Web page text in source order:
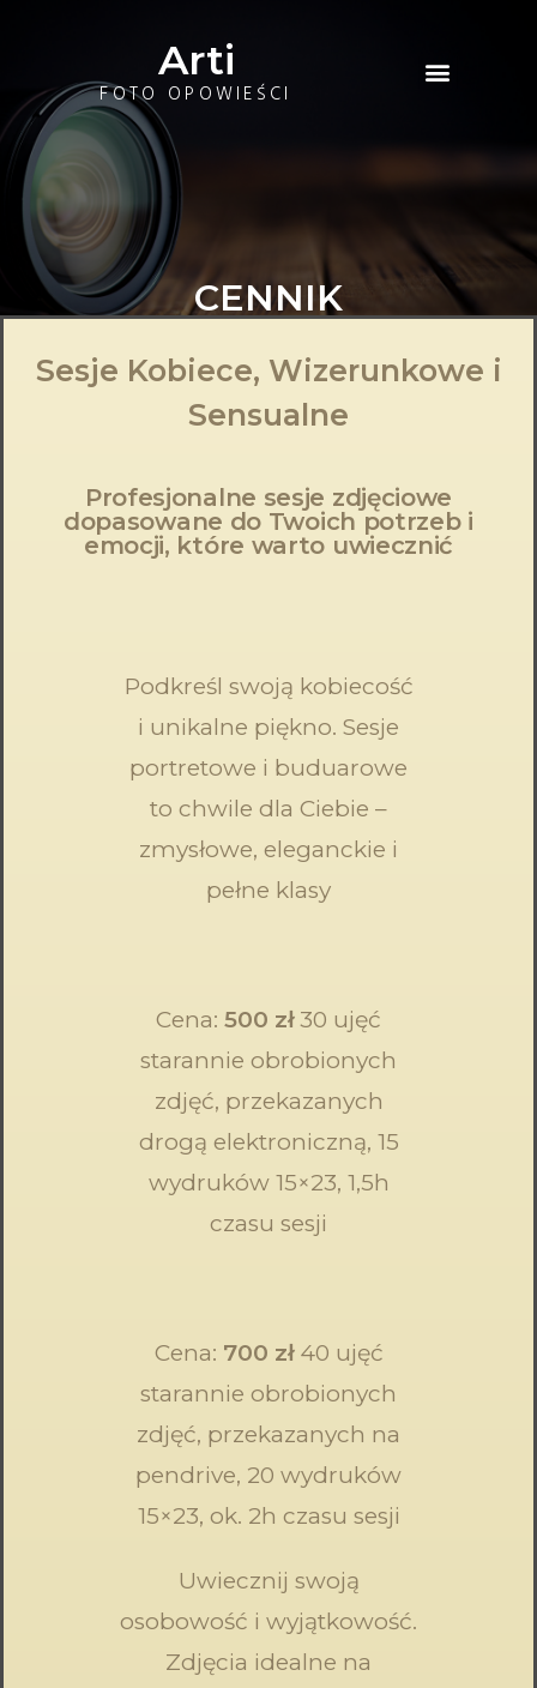
Arti
FOTO OPOWIEŚCI
CENNIK
Sesje Kobiece, Wizerunkowe i
Sensualne
Profesjonalne sesje zdjęciowe
dopasowane do Twoich potrzeb i
emocji, które warto uwiecznić
Podkreśl swoją kobiecość
i unikalne piękno. Sesje
portretowe i buduarowe
to chwile dla Ciebie –
zmysłowe, eleganckie i
pełne klasy
Cena: 500 zł30 ujęć
starannie obrobionych
zdjęć, przekazanych
drogą elektroniczną, 15
wydruków 15×23, 1,5h
czasu sesji
Cena: 700 zł 40 ujęć
starannie obrobionych
zdjęć, przekazanych na
pendrive, 20 wydruków
15×23, ok. 2h czasu sesji
Uwiecznij swoją
osobowość i wyjątkowość.
Zdjęcia idealne na